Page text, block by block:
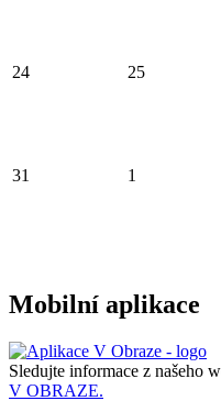
24 25
31 1
Mobilní aplikace
Sledujte informace z našeho
V OBRAZE.